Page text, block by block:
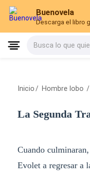
Buenovela
Descarga el libro
Busca lo que
Inicio / Hombre lobo /
La Segunda
Cuando
Evolet a regresar a